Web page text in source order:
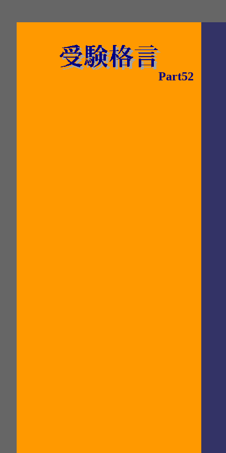
Part52